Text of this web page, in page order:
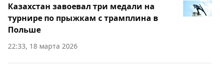
Казахстан завоевал три медали на
турнире по прыжкам с трамплина в
Польше
22:33, 18 марта 2026